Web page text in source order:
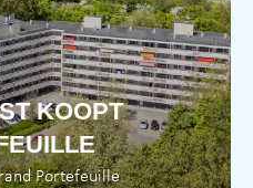
KOOPT
Portefeuille